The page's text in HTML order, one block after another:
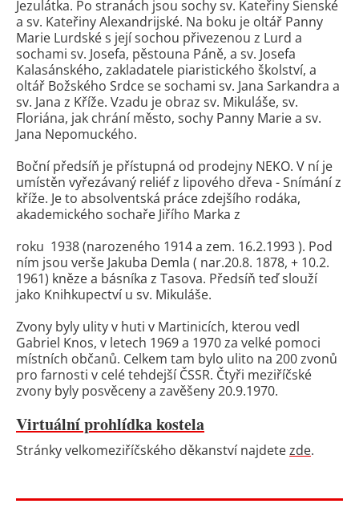
Jezulátka. Po stranách jsou sochy sv. Kateřiny Sienské
a sv. Kateřiny Alexandrijské. Na boku je oltář Panny
Marie Lurdské s její sochou přivezenou z Lurd a
sochami sv. Josefa, pěstouna Páně, a sv. Josefa
Kalasánského, zakladatele piaristického školství, a
oltář Božského Srdce se sochami sv. Jana Sarkandra a
sv. Jana z Kříže. Vzadu je obraz sv. Mikuláše, sv.
Floriána, jak chrání město, sochy Panny Marie a sv.
Jana Nepomuckého.
Boční předsíň je přístupná od prodejny NEKO. V ní je
umístěn vyřezávaný reliéf z lipového dřeva - Snímání z
kříže. Je to absolventská práce zdejšího rodáka,
akademického sochaře Jiřího Marka z
roku 1938 (narozeného 1914 a zem. 16.2.1993 ). Pod
ním jsou verše Jakuba Demla ( nar.20.8. 1878, + 10.2.
1961) kněze a básníka z Tasova. Předsíň teď slouží
jako Knihkupectví u sv. Mikuláše.
Zvony byly ulity v huti v Martinicích, kterou vedl
Gabriel Knos, v letech 1969 a 1970 za velké pomoci
místních občanů. Celkem tam bylo ulito na 200 zvonů
pro farnosti v celé tehdejší ČSSR. Čtyři meziříčské
zvony byly posvěceny a zavěšeny 20.9.1970.
Virtuální prohlídka kostela
Stránky velkomeziříčského děkanství najdetezde.